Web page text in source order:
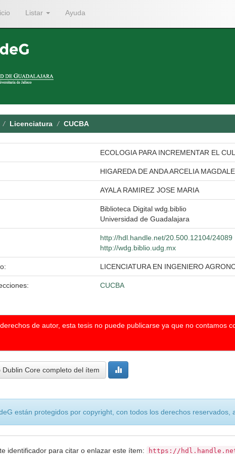
Listar Ayuda
Licenciatura CUCBA
ECOLOGIA PARA INCREMENTAR EL
HIGAREDA DE ANDA ARCELIA
AYALA RAMIREZ JOSE MARIA
Biblioteca Digital wdg.biblio
Universidad de Guadalajara
http://hdl.handle.net/20.500.12104/24089
http://wdg.biblio.udg.mx
LICENCIATURA EN INGENIERO
CUCBA
de autor, esta tesis no puede publicarse ya que no contamos
Core completo del ítem
están protegidos por copyright, con todos los derechos reservados,
identificador para citar o enlazar este ítem: https://